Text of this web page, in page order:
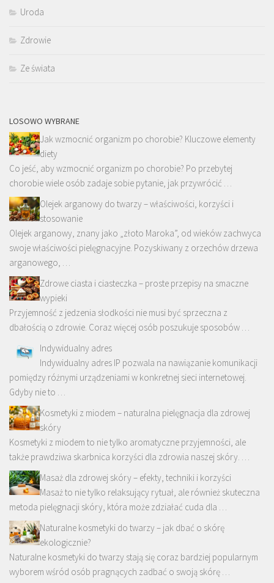
Uroda
Zdrowie
Ze świata
LOSOWO WYBRANE
Jak wzmocnić organizm po chorobie? Kluczowe elementy
diety
Co jeść, aby wzmocnić organizm po chorobie? Po przebytej
chorobie wiele osób zadaje sobie pytanie, jak przywrócić …
Olejek arganowy do twarzy – właściwości, korzyści i
stosowanie
Olejek arganowy, znany jako „złoto Maroka”, od wieków zachwyca
swoje właściwości pielęgnacyjne. Pozyskiwany z orzechów drzewa
arganowego, …
Zdrowe ciasta i ciasteczka – proste przepisy na smaczne
wypieki
Przyjemność z jedzenia słodkości nie musi być sprzeczna z
dbałością o zdrowie. Coraz więcej osób poszukuje sposobów …
Indywidualny adres
Indywidualny adres IP pozwala na nawiązanie komunikacji
pomiędzy różnymi urządzeniami w konkretnej sieci internetowej.
Gdyby nie to …
Kosmetyki z miodem – naturalna pielęgnacja dla zdrowej
skóry
Kosmetyki z miodem to nie tylko aromatyczne przyjemności, ale
także prawdziwa skarbnica korzyści dla zdrowia naszej skóry. …
Masaż dla zdrowej skóry – efekty, techniki i korzyści
Masaż to nie tylko relaksujący rytuał, ale również skuteczna
metoda pielęgnacji skóry, która może zdziałać cuda dla …
Naturalne kosmetyki do twarzy – jak dbać o skórę
ekologicznie?
Naturalne kosmetyki do twarzy stają się coraz bardziej popularnym
wyborem wśród osób pragnących zadbać o swoją skórę …